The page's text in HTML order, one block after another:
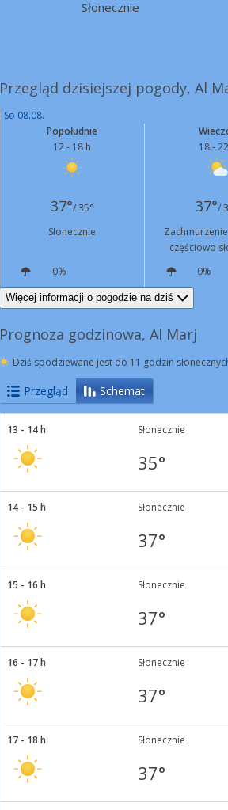
Słonecznie
Przegląd dzisiejszej pogody, Al
So 08.08.
Popołudnie
12 - 18 h
18 -
37°/ 35° 37°/
Słonecznie
częściowo
0%
0%
W
7 km/h
Więcej informacji o pogodzie na dziś
Prognoza godzinowa, Al Marj
Dziś spodziewane jest do 11 godzin
Przegląd Schemat
13 - 14 h Słonecznie
35°
14 - 15 h Słonecznie
37°
15 - 16 h Słonecznie
37°
16 - 17 h Słonecznie
37°
17 - 18 h Słonecznie
37°